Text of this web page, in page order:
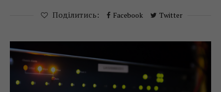
Поділитись: Facebook Twitter